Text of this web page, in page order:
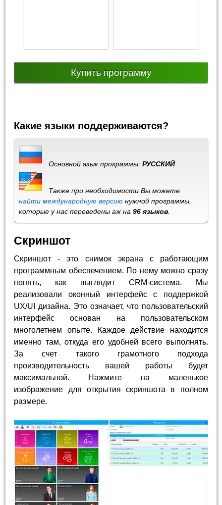
Купить программу
Какие языки поддерживаются?
Основной язык программы:РУССКИЙ
Также при необходимости Вы можете
найти международную версию нужной программы,
которые у нас переведены аж на96 языков
Скриншот
Скриншот - это снимок экрана с работающим
программным обеспечением. По нему можно сразу
понять, как выглядит CRM-система. Мы
реализовали оконный интерфейс с поддержкой
UX/UI дизайна. Это означает, что пользовательский
интерфейс основан на пользовательском
многолетнем опыте. Каждое действие находится
именно там, откуда его удобней всего выполнять.
За счет такого грамотного подхода
производительность вашей работы будет
максимальной. Нажмите на маленькое
изображение для открытия скриншота в полном
размере.